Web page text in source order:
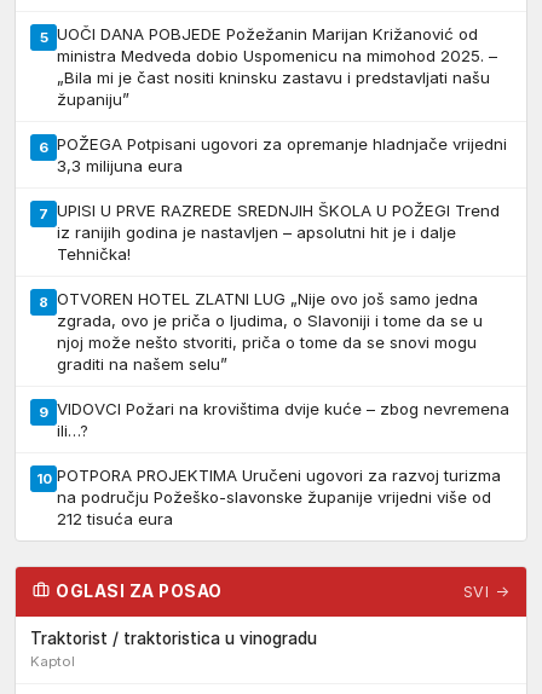
5 UOČI DANA POBJEDE Požežanin Marijan Križanović od
ministra Medveda dobio Uspomenicu na mimohod 2025. –
„Bila mi je čast nositi kninsku zastavu i predstavljati našu
županiju”
6 POŽEGA Potpisani ugovori za opremanje hladnjače vrijedni
3,3 milijuna eura
7 UPISI U PRVE RAZREDE SREDNJIH ŠKOLA U POŽEGI Trend
iz ranijih godina je nastavljen – apsolutni hit je i dalje
Tehnička!
8 OTVOREN HOTEL ZLATNI LUG „Nije ovo još samo jedna
zgrada, ovo je priča o ljudima, o Slavoniji i tome da se u
njoj može nešto stvoriti, priča o tome da se snovi mogu
graditi na našem selu”
9 VIDOVCI Požari na krovištima dvije kuće – zbog nevremena
ili…?
10 POTPORA PROJEKTIMA Uručeni ugovori za razvoj turizma
na području Požeško-slavonske županije vrijedni više od
212 tisuća eura
OGLASI ZA POSAO SVI →
Traktorist / traktoristica u vinogradu
Kaptol